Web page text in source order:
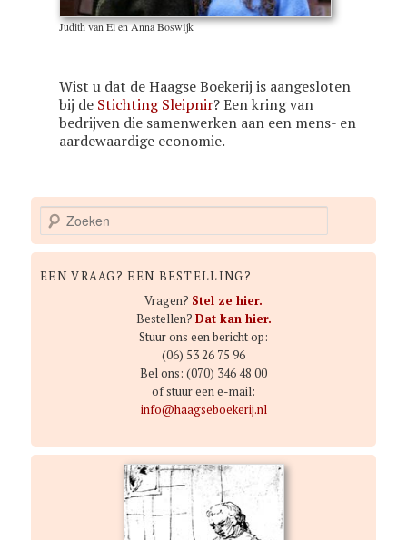
Judith van El en Anna Boswijk
Wist u dat de Haagse Boekerij is aangesloten
bij de Stichting Sleipnir? Een kring van
bedrijven die samenwerken aan een mens- en
aardewaardige economie.
o
e
k
EEN VRAAG? EEN BESTELLING?
Vragen? Stel ze hier.
Bestellen? Dat kan hier.
Stuur ons een bericht op:
(06) 53 26 75 96
Bel ons: (070) 346 48 00
of stuur een e-mail:
info@haagseboekerij.nl